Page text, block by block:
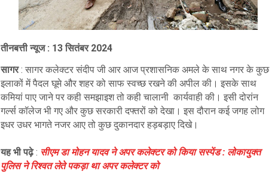
तीनबत्ती न्यूज : 13 सितंबर 2024
सागर: सागर कलेक्टर संदीप जी आर आज प्रशासनिक अमले के साथ नगर के कुछ
इलाकों में पैदल घूमे और शहर को साफ स्वच्छ रखने की अपील की। इसके साथ
कमियां पाए जाने पर कही समझाइश तो कही चालानी कार्यवाही की। इसी दोरांन
गर्ल्स कॉलेज भी गए और कुछ सरकारी दफ्तरों को देखा। इस दौरान कई जगह लोग
इधर उधर भागते नजर आए तो कुछ दुकानदार हड़बड़ाए दिखे।
यह भी पढ़े: सीएम डा मोहन यादव ने अपर कलेक्टर को किया सस्पेंड : लोकायुक्त
पुलिस ने रिश्वत लेते पकड़ा था अपर कलेक्टर को